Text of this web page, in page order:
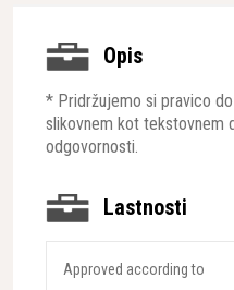
Opis
* Pridržujemo si pravico
slikovnem kot tekstovnem
odgovornosti.
Lastnosti
Approved according to